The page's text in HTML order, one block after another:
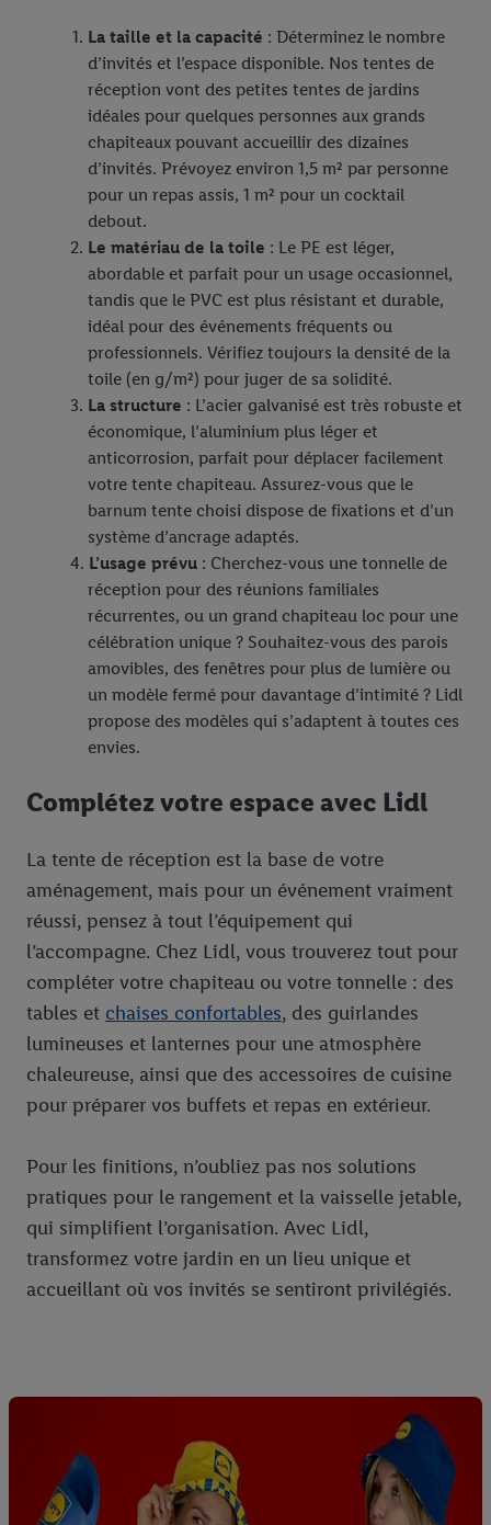
La taille et la capacité : Déterminez le nombre
d’invités et l’espace disponible. Nos tentes de
réception vont des petites tentes de jardins
idéales pour quelques personnes aux grands
chapiteaux pouvant accueillir des dizaines
d’invités. Prévoyez environ 1,5 m² par personne
pour un repas assis, 1 m² pour un cocktail
debout.
Le matériau de la toile : Le PE est léger,
abordable et parfait pour un usage occasionnel,
tandis que le PVC est plus résistant et durable,
idéal pour des événements fréquents ou
professionnels. Vérifiez toujours la densité de la
toile (en g/m²) pour juger de sa solidité.
La structure : L’acier galvanisé est très robuste et
économique, l’aluminium plus léger et
anticorrosion, parfait pour déplacer facilement
votre tente chapiteau. Assurez-vous que le
barnum tente choisi dispose de fixations et d’un
système d’ancrage adaptés.
L’usage prévu : Cherchez-vous une tonnelle de
réception pour des réunions familiales
récurrentes, ou un grand chapiteau loc pour une
célébration unique ? Souhaitez-vous des parois
amovibles, des fenêtres pour plus de lumière ou
un modèle fermé pour davantage d’intimité ? Lidl
propose des modèles qui s’adaptent à toutes ces
envies.
Complétez votre espace avec Lidl
La tente de réception est la base de votre
aménagement, mais pour un événement vraiment
réussi, pensez à tout l’équipement qui
l’accompagne. Chez Lidl, vous trouverez tout pour
compléter votre chapiteau ou votre tonnelle : des
tables et chaises confortables, des guirlandes
lumineuses et lanternes pour une atmosphère
chaleureuse, ainsi que des accessoires de cuisine
pour préparer vos buffets et repas en extérieur.
Pour les finitions, n’oubliez pas nos solutions
pratiques pour le rangement et la vaisselle jetable,
qui simplifient l’organisation. Avec Lidl,
transformez votre jardin en un lieu unique et
accueillant où vos invités se sentiront privilégiés.
avez montré de l’intérêt (par exemple en plaçant le produit dans
un panier d’un webshop mais sans procéder à l’achat) peuvent
également être affichées sur plusieurs apppareils et plusieurs
services de Lidl si plusieurs terminaux ou plusieurs services de
Lidl peuvent vous être attribués en utilisant votre adresse e-
mail hachée et, le cas échéant, d’autres identifiants/identifiants
Sous « Personnaliser », vous pouvez autoriser des finalités
individuelles et trouver de plus amples informations sur le
En cliquant sur « Refuser », vous pouvez autoriser uniquement
l’utilisation des technologies nécessaires. En cliquant sur «
Accepter », vous autorisez tous les traitements pour toutes les
finalités susmentionnées. Vous trouverez de plus amples
informations sur la durée de conservation des données et votre
droit de révoquer votre consentement à tout moment avec effet
pour l’avenir dans notre
déclaration relative à la protection des
Vous trouverez les impressions ici.